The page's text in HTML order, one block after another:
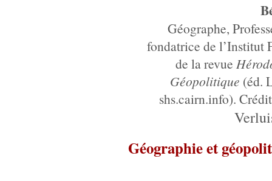
Géographe,
fondatrice de l’Institut
de la revue
Géopolitique (éd.
shs.cairn.info).
Géographie et